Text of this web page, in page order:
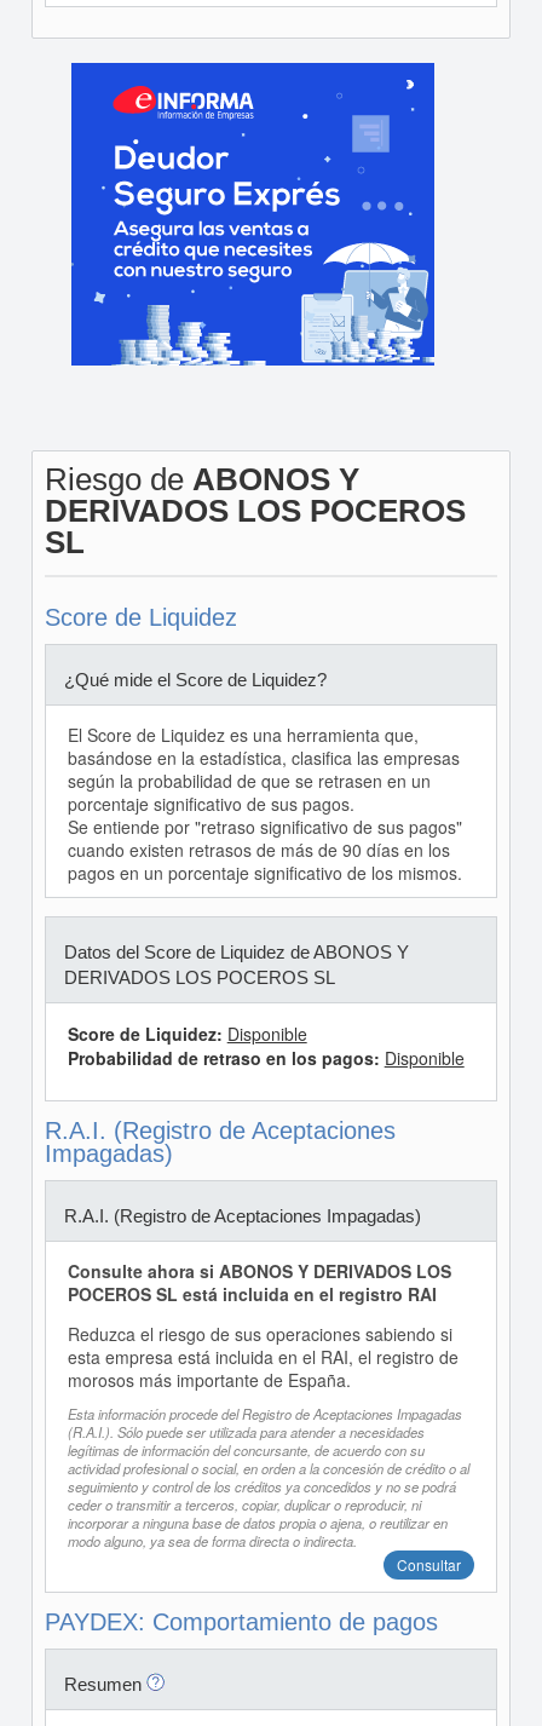
Riesgo de ABONOS Y
DERIVADOS LOS POCEROS
SL
Score de Liquidez
¿Qué mide el Score de Liquidez?
El Score de Liquidez es una herramienta que,
basándose en la estadística, clasifica las empresas
según la probabilidad de que se retrasen en un
porcentaje significativo de sus pagos.
Se entiende por "retraso significativo de sus pagos"
cuando existen retrasos de más de 90 días en los
pagos en un porcentaje significativo de los mismos.
Datos del Score de Liquidez de ABONOS Y
DERIVADOS LOS POCEROS SL
Score de Liquidez: Disponible
Probabilidad de retraso en los pagos: Disponible
R.A.I. (Registro de Aceptaciones
Impagadas)
R.A.I. (Registro de Aceptaciones Impagadas)
Consulte ahora si ABONOS Y DERIVADOS LOS
POCEROS SL está incluida en el registro RAI
Reduzca el riesgo de sus operaciones sabiendo si
esta empresa está incluida en el RAI, el registro de
morosos más importante de España.
Esta información procede del Registro de Aceptaciones Impagadas
(R.A.I.). Sólo puede ser utilizada para atender a necesidades
legítimas de información del concursante, de acuerdo con su
actividad profesional o social, en orden a la concesión de crédito o al
seguimiento y control de los créditos ya concedidos y no se podrá
ceder o transmitir a terceros, copiar, duplicar o reproducir, ni
incorporar a ninguna base de datos propia o ajena, o reutilizar en
modo alguno, ya sea de forma directa o indirecta.
Consultar
PAYDEX: Comportamiento de pagos
Resumen